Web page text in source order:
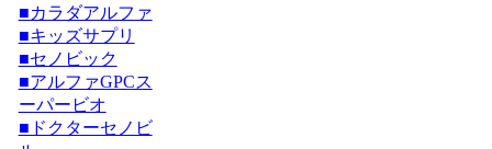
■カラダアルファ
■キッズサプリ
■セノビック
■アルファGPCス
ーパービオ
■ドクターセノビ